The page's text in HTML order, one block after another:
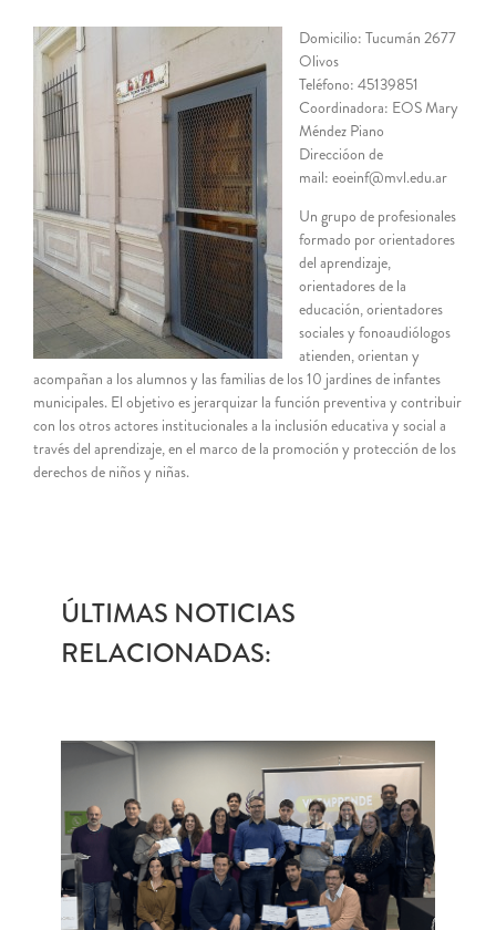
Domicilio: Tucumán 2677
Olivos
Teléfono: 45139851
Coordinadora: EOS Mary
Méndez Piano
Direccióon de
mail: eoeinf@mvl.edu.ar
Un grupo de profesionales
formado por orientadores
del aprendizaje,
orientadores de la
educación, orientadores
sociales y fonoaudiólogos
atienden, orientan y
acompañan a los alumnos y las familias de los 10 jardines de infantes
municipales. El objetivo es jerarquizar la función preventiva y contribuir
con los otros actores institucionales a la inclusión educativa y social a
través del aprendizaje, en el marco de la promoción y protección de los
derechos de niños y niñas.
ÚLTIMAS NOTICIAS
RELACIONADAS: